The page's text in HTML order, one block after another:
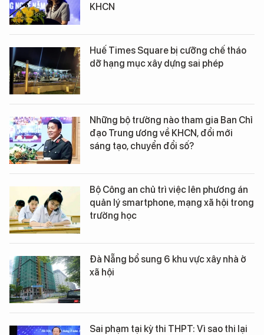
KHCN
Huế Times Square bị cưỡng chế tháo
dỡ hạng mục xây dựng sai phép
Những bộ trưởng nào tham gia Ban Chỉ
đạo Trung ương về KHCN, đổi mới
sáng tạo, chuyển đổi số?
Bộ Công an chủ trì việc lên phương án
quản lý smartphone, mạng xã hội trong
trường học
Đà Nẵng bổ sung 6 khu vực xây nhà ở
xã hội
Sai phạm tại kỳ thi THPT: Vì sao thi lại